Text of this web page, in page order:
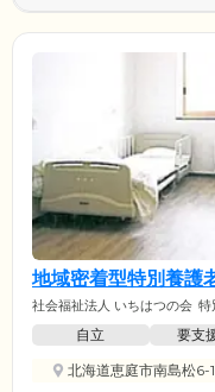
地域密着型特別養護
社会福祉法人 いちはつの会 特
自立 要支
北海道恵庭市南島松6-1